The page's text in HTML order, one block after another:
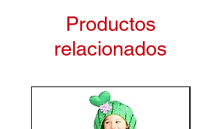
Productos
relacionados